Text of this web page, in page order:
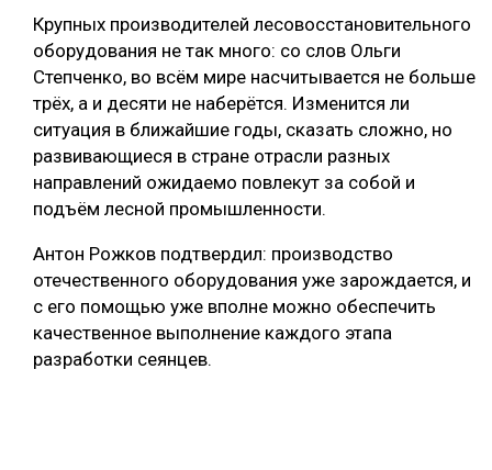
Крупных производителей лесовосстановительного
оборудования не так много: со слов Ольги
Степченко, во всём мире насчитывается не больше
трёх, а и десяти не наберётся. Изменится ли
ситуация в ближайшие годы, сказать сложно, но
развивающиеся в стране отрасли разных
направлений ожидаемо повлекут за собой и
подъём лесной промышленности.
Антон Рожков подтвердил: производство
отечественного оборудования уже зарождается, и
с его помощью уже вполне можно обеспечить
качественное выполнение каждого этапа
разработки сеянцев.